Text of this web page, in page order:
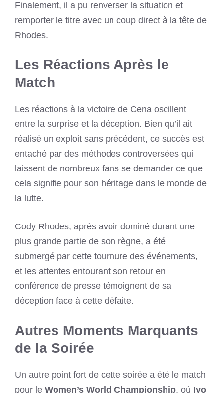
Finalement, il a pu renverser la situation et
remporter le titre avec un coup direct à la tête de
Rhodes.
Les Réactions Après le
Match
Les réactions à la victoire de Cena oscillent
entre la surprise et la déception. Bien qu’il ait
réalisé un exploit sans précédent, ce succès est
entaché par des méthodes controversées qui
laissent de nombreux fans se demander ce que
cela signifie pour son héritage dans le monde de
la lutte.
Cody Rhodes, après avoir dominé durant une
plus grande partie de son règne, a été
submergé par cette tournure des événements,
et les attentes entourant son retour en
conférence de presse témoignent de sa
déception face à cette défaite.
Autres Moments Marquants
de la Soirée
Un autre point fort de cette soirée a été le match
pour le Women’s World Championship, où Iyo